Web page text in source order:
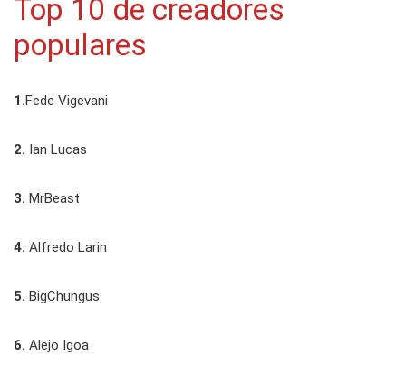
Top 10 de creadores
populares
1.Fede Vigevani
2. Ian Lucas
3. MrBeast
4. Alfredo Larin
5. BigChungus
6. Alejo Igoa